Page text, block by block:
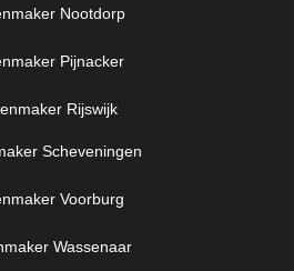
Nootdorp
Pijnacker
Rijswijk
Scheveningen
Voorburg
Wassenaar